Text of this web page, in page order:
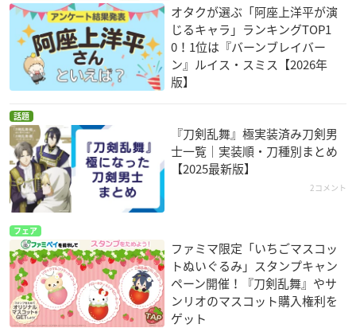
オタクが選ぶ「阿座上洋平が演
じるキャラ」ランキングTOP1
0！1位は『バーンブレイバー
ン』ルイス・スミス【2026年
版】
話題
『刀剣乱舞』極実装済み刀剣男
士一覧｜実装順・刀種別まとめ
【2025最新版】
2コメント
フェア
ファミマ限定「いちごマスコッ
トぬいぐるみ」スタンプキャン
ペーン開催！『刀剣乱舞』やサ
ンリオのマスコット購入権利を
ゲット